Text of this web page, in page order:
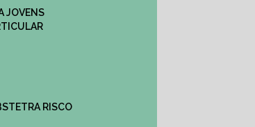
JOVENS
RISCO